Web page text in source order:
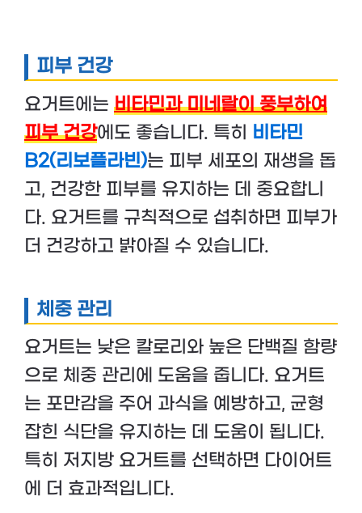
피부 건강
요거트에는 비타민과 미네랄이 풍부하여
피부 건강에도 좋습니다. 특히
비타민
B2(리보플라빈)는 피부 세포의 재생을 돕
고, 건강한 피부를 유지하는 데 중요합니
다. 요거트를 규칙적으로 섭취하면 피부가
더 건강하고 밝아질 수 있습니다.
체중 관리
요거트는 낮은 칼로리와 높은 단백질 함량
으로 체중 관리에 도움을 줍니다. 요거트
는 포만감을 주어 과식을 예방하고, 균형
잡힌 식단을 유지하는 데 도움이 됩니다.
특히 저지방 요거트를 선택하면 다이어트
에 더 효과적입니다.